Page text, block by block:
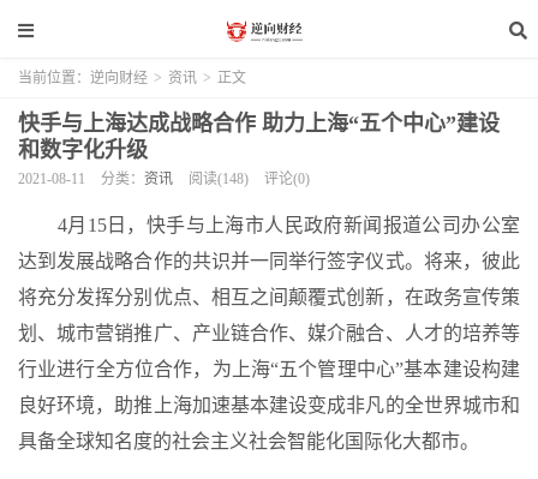
当前位置： 逆向财经 > 资讯 > 正文
快手与上海达成战略合作 助力上海“五个中心”建设
和数字化升级
2021-08-11 分类： 资讯 阅读(148) 评论(0)
4月15日，快手与上海市人民政府新闻报道公司办公室
达到发展战略合作的共识并一同举行签字仪式。将来，彼此
将充分发挥分别优点、相互之间颠覆式创新，在政务宣传策
划、城市营销推广、产业链合作、媒介融合、人才的培养等
行业进行全方位合作，为上海“五个管理中心”基本建设构建
良好环境，助推上海加速基本建设变成非凡的全世界城市和
具备全球知名度的社会主义社会智能化国际化大都市。